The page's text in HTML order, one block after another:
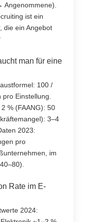
ist ein
die ein Angebot
man für eine
100 /
Einstellung.
% (FAANG): 50
3–4
2023:
pro
im
Rate im E-
2024: